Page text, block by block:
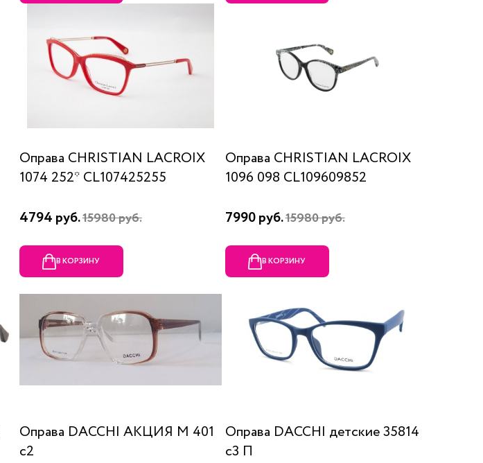
Оправа CHRISTIAN LACROIX
1074 252* CL107425255
4794 руб.15980 руб.
В КОРЗИНУ
Оправа CHRISTIAN LACROIX
1096 098 CL109609852
7990 руб.15980 руб.
В КОРЗИНУ
Оправа DACCHI АКЦИЯ М 401
c2
Оправа DACCHI детские 35814
c3 П